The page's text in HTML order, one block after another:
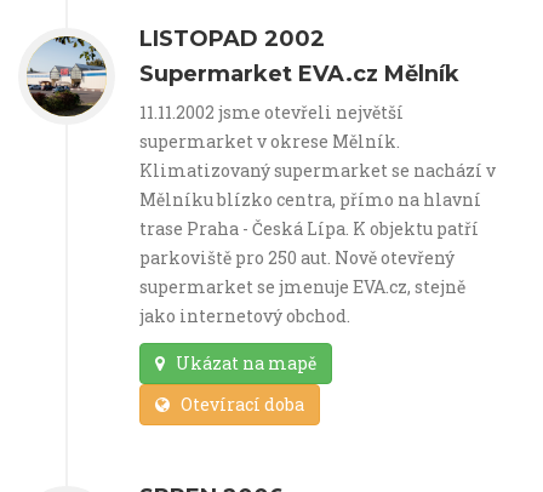
LISTOPAD 2002
Supermarket EVA.cz Mělník
11.11.2002 jsme otevřeli největší
supermarket v okrese Mělník.
Klimatizovaný supermarket se nachází v
Mělníku blízko centra, přímo na hlavní
trase Praha - Česká Lípa. K objektu patří
parkoviště pro 250 aut. Nově otevřený
supermarket se jmenuje EVA.cz, stejně
jako internetový obchod.
Ukázat na mapě
Otevírací doba